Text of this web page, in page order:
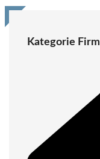
Kategorie Firm